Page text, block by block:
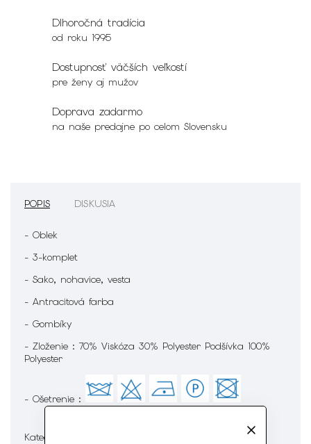
Dlhoročná tradícia
od roku 1995
Dostupnosť väčších veľkostí
pre ženy aj mužov
Doprava zadarmo
na naše predajne po celom Slovensku
POPIS DISKUSIA
- Oblek
- 3-komplet
- Sako, nohavice, vesta
- Antracitová farba
- Gombíky
- Zloženie : 70% Viskóza 30% Polyester Podšívka 100%
Polyester
- Ošetrenie :
Kategória